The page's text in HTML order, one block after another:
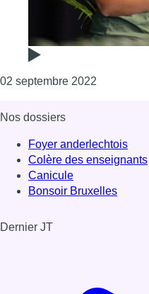
02 septembre 2022
Nos dossiers
Foyer anderlechtois
Colère des enseignants
Canicule
Bonsoir Bruxelles
Dernier JT